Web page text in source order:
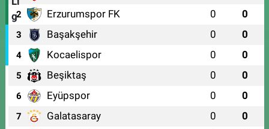
2 Erzurumspor FK 0 0
3 Başakşehir 0 0
4 Kocaelispor 0 0
5 Beşiktaş 0 0
6 Eyüpspor 0 0
7 Galatasaray 0 0